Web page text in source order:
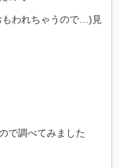
もわれちゃうので…)見
で調べてみました